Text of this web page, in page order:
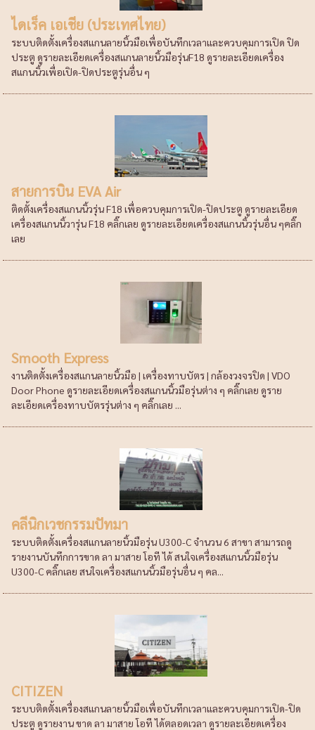
ไดเร็ค เอเชีย (ประเทศไทย)
ระบบติดตั้งเครื่องสแกนลายนิ้วมือเพื่อบันทึกเวลาและควบคุมการเปิด ปิด
ประตู ดูรายละเอียดเครื่องสแกนลายนิ้วมือรุ่นF18 ดูรายละเอียดเครื่อง
สแกนนิ้วเพื่อเปิด-ปิดประตูรุ่นอื่น ๆ
สายการบิน EVA Air
ติดตั้งเครื่องสแกนนิ้วรุ่น F18 เพื่อควบคุมการเปิด-ปิดประตู ดูรายละเอียด
เครื่องสแกนนิ้วารุ่น F18 คลิ๊กเลย ดูรายละเอียดเครื่องสแกนนิ้วรุ่นอื่น ๆคลิ๊ก
เลย
Smooth Express
งานติดตั้งเครื่องสแกนลายนิ้วมือ | เครื่องทาบบัตร | กล้องวงจรปิด | VDO
Door Phone ดูรายละเอียดเครื่องสแกนนิ้วมือรุ่นต่าง ๆ คลิ๊กเลย ดูราย
ละเอียดเครื่องทาบบัตรรุ่นต่าง ๆ คลิ๊กเลย ...
คลีนิกเวชกรรมปัทมา
ระบบติดตั้งเครื่องสแกนลายนิ้วมือรุ่น U300-C จำนวน 6 สาขา สามารถดู
รายงานบันทึกการขาด ลา มาสาย โอที ได้ สนใจเครื่องสแกนนิ้วมือรุ่น
U300-C คลิ๊กเลย สนใจเครื่องสแกนนิ้วมือรุ่นอื่น ๆ คล...
CITIZEN
ระบบติดตั้งเครื่องสแกนลายนิ้วมือเพื่อบันทึกเวลาและควบคุมการเปิด-ปิด
ประตู ดูรายงาน ขาด ลา มาสาย โอที ได้ตลอดเวลา ดูรายละเอียดเครื่อง